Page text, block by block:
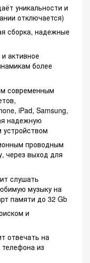
уникальности и
отключается)
сборка, надежные
активное
более
современным
iPad, Samsung,
надежную
проводным
через выход для
слушать
музыку на
памяти до 32 Gb
и
отвечать на
из